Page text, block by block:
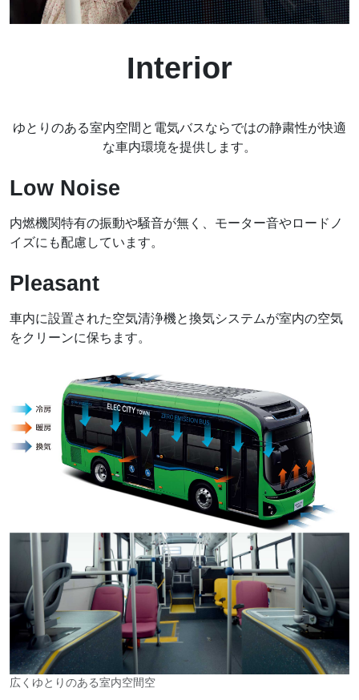
Interior
ゆとりのある室内空間と電気バスならではの静粛性が快適
な車内環境を提供します。
Low Noise
内燃機関特有の振動や騒音が無く、モーター音やロードノ
イズにも配慮しています。
Pleasant
車内に設置された空気清浄機と換気システムが室内の空気
をクリーンに保ちます。
広くゆとりのある室内空間空